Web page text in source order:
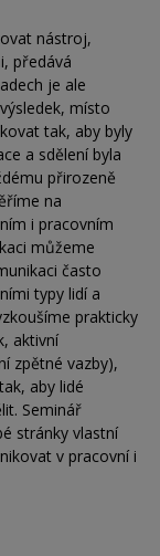
nástroj,
předává
je ale
místo
tak, aby byly
a sdělení byla
přirozeně
na
i pracovním
můžeme
často
typy lidí a
prakticky
aktivní
zpětné vazby),
aby lidé
Seminář
stránky vlastní
v pracovní i